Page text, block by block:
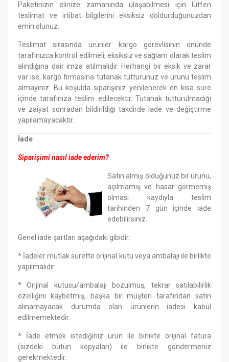
Paketinizin elinize zamanında ulaşabilmesi için lütfen
teslimat ve irtibat bilgilerini eksiksiz doldurduğunuzdan
emin olunuz.
Teslimat sırasında ürünler kargo görevlisinin önünde
tarafınızca kontrol edilmeli, eksiksiz ve sağlam olarak teslim
alındığına dair imza atılmalıdır. Herhangi bir eksik ve zarar
var ise, kargo firmasına tutanak tutturunuz ve ürünü teslim
almayınız. Bu koşulda siparişiniz yenilenerek en kısa süre
içinde tarafınıza teslim edilecektir. Tutanak tutturulmadığı
ve zaiyat sonradan bildirildiği takdirde iade ve değiştirme
yapılamayacaktır.
İade
Siparişimi nasıl iade ederim?
Satın almış olduğunuz bir ürünü,
açılmamış ve hasar görmemiş
olması kaydıyla teslim
tarihinden 7 gün içinde iade
edebilirsiniz.
Genel iade şartları aşağıdaki gibidir:
* İadeler mutlak surette orijinal kutu veya ambalajı ile birlikte
yapılmalıdır.
* Orijinal kutusu/ambalajı bozulmuş, tekrar satılabilirlik
özelliğini kaybetmiş, başka bir müşteri tarafından satın
alınamayacak durumda olan ürünlerin iadesi kabul
edilmemektedir.
* İade etmek istediğiniz ürün ile birlikte orijinal fatura
(sizdeki bütün kopyaları) ile birlikte göndermeniz
gerekmektedir.